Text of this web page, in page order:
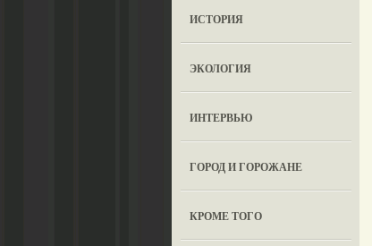
ИСТОРИЯ
ЭКОЛОГИЯ
ИНТЕРВЬЮ
ГОРОД И ГОРОЖАНЕ
КРОМЕ ТОГО